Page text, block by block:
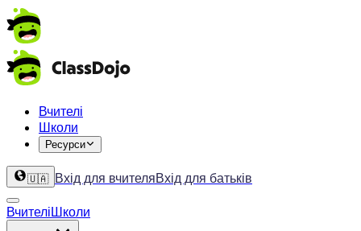
Вчителі
Школи
Ресурси
🇺🇦 Вхід для вчителяВхід для батьків
ВчителіШколи